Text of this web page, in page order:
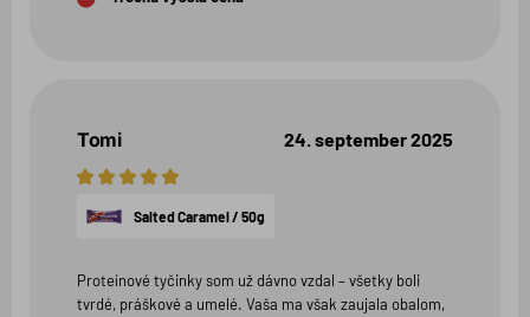
Tomi
5
Salted Caramel / 50g
24. september 2025
Proteínové tyčinky som už dávno vzdal – všetky boli
tvrdé, práškové a umelé. Vaša ma však zaujala obalom,